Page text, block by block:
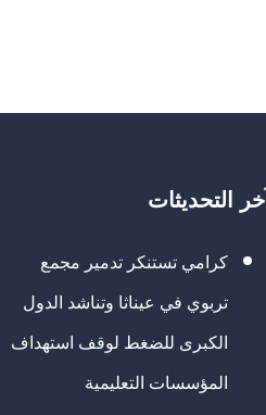
آخر التحديثات
كرامي تستنكر تدمير مجمع
تربوي في عيناثا وتناشد الدول
الكبرى للضغط لوقف استهداف
المؤسسات التعليمية